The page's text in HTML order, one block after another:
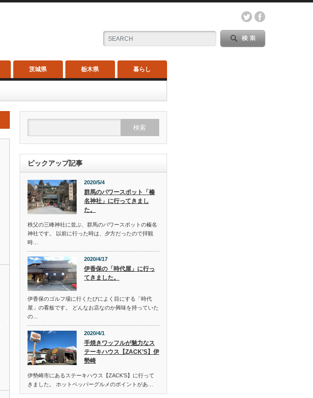
茨城県 栃木県 暮らし
ピックアップ記事
2020/5/4
群馬のパワースポット「榛
名神社」に行ってきまし
た。
秩父の三峰神社に並ぶ、群馬のパワースポットの榛名
神社です。 以前に行った時は、夕方だったので拝観
時…
2020/4/17
伊香保の「時代屋」に行っ
てきました。
伊香保のゴルフ場に行くたびによく目にする「時代
屋」の看板です。 どんなお店なのか興味を持っていた
の…
2020/4/1
手焼きワッフルが魅力なス
テーキハウス【ZACK’S】伊
勢崎
伊勢崎市にあるステーキハウス【ZACK’S】に行って
きました。 ホットペッパーグルメのポイントがあ…